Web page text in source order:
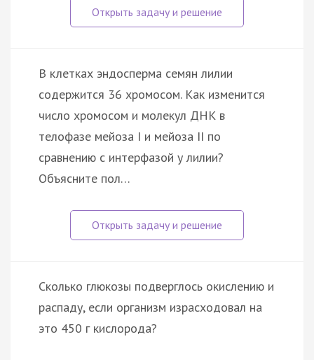
В клетках эндосперма семян лилии
содержится 36 хромосом. Как изменится
число хромосом и молекул ДНК в
телофазе мейоза I и мейоза II по
сравнению с интерфазой у лилии?
Объясните пол…
Сколько глюкозы подверглось окислению и
распаду, если организм израсходовал на
это 450 г кислорода?